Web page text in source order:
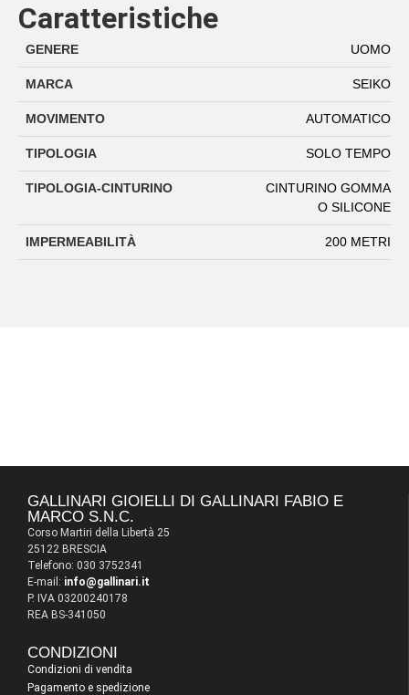
Caratteristiche
GENERE UOMO
MARCA SEIKO
MOVIMENTO AUTOMATICO
TIPOLOGIA SOLO TEMPO
TIPOLOGIA-CINTURINO
CINTURINO GOMMA
O SILICONE
IMPERMEABILITÀ 200 METRI
GALLINARI GIOIELLI DI GALLINARI FABIO E
MARCO S.N.C.
Corso Martiri della Libertà 25
25122 BRESCIA
Telefono: 030 3752341
E-mail: info@gallinari.it
P. IVA 03200240178
REA BS-341050
CONDIZIONI
Condizioni di vendita
Pagamento e spedizione